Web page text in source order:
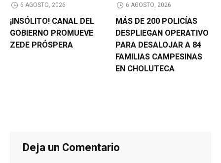
6 AGOSTO, 2026
¡INSÓLITO! CANAL DEL
GOBIERNO PROMUEVE
ZEDE PRÓSPERA
6 AGOSTO, 2026
MÁS DE 200 POLICÍAS
DESPLIEGAN OPERATIVO
PARA DESALOJAR A 84
FAMILIAS CAMPESINAS
EN CHOLUTECA
Deja un Comentario